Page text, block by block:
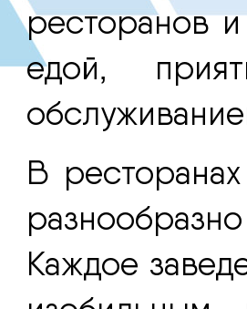
ресторанов
едой,
В
Каждое